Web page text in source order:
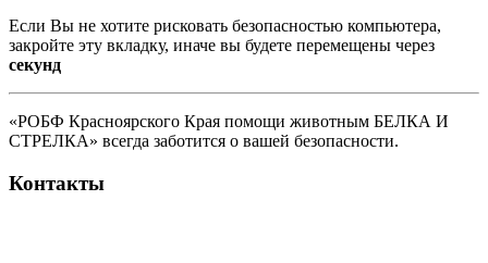
Если Вы не хотите рисковать безопасностью компьютера,
закройте эту вкладку, иначе вы будете перемещены через
секунд
«РОБФ Красноярского Края помощи животным БЕЛКА И
СТРЕЛКА» всегда заботится о вашей безопасности.
Контакты